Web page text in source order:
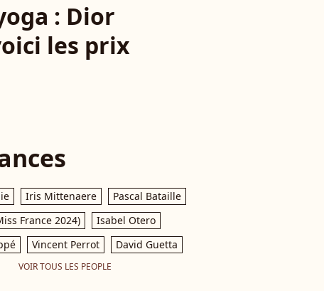
: Dior
les prix
Iris Mittenaere
Pascal Bataille
France 2024)
Isabel Otero
Vincent Perrot David Guetta
VOIR TOUS LES PEOPLE